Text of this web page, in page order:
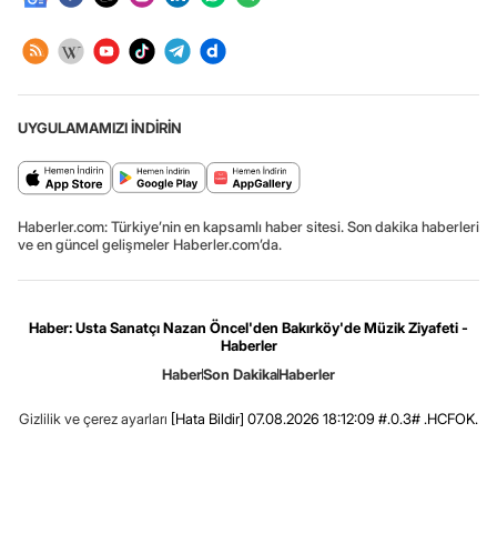
UYGULAMAMIZI İNDİRİN
Haberler.com: Türkiye’nin en kapsamlı haber sitesi. Son dakika haberleri
ve en güncel gelişmeler Haberler.com’da.
Haber: Usta Sanatçı Nazan Öncel'den Bakırköy'de Müzik Ziyafeti -
Haberler
HaberSon DakikaHaberler
Gizlilik ve çerez ayarları [Hata Bildir] 07.08.2026 18:12:09 #.0.3# .HCFOK.